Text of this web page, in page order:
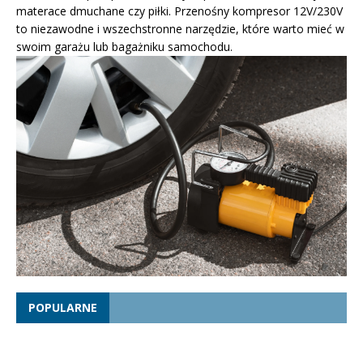
materace dmuchane czy piłki. Przenośny kompresor 12V/230V
to niezawodne i wszechstronne narzędzie, które warto mieć w
swoim garażu lub bagażniku samochodu.
POPULARNE